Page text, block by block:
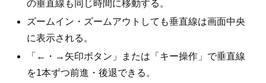
の垂直線も同じ時間に移動する。
ズームイン・ズームアウトしても垂直線は画面中央
に表示される。
「←・→矢印ボタン」または「キー操作」で垂直線
を1本ずつ前進・後退できる。